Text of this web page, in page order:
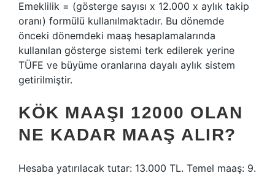
Emeklilik = (gösterge sayısı x 12.000 x aylık takip
oranı) formülü kullanılmaktadır. Bu dönemde
önceki dönemdeki maaş hesaplamalarında
kullanılan gösterge sistemi terk edilerek yerine
TÜFE ve büyüme oranlarına dayalı aylık sistem
getirilmiştir.
KÖK MAAŞI 12000 OLAN
NE KADAR MAAŞ ALIR?
Hesaba yatırılacak tutar: 13.000 TL. Temel maaş: 9.